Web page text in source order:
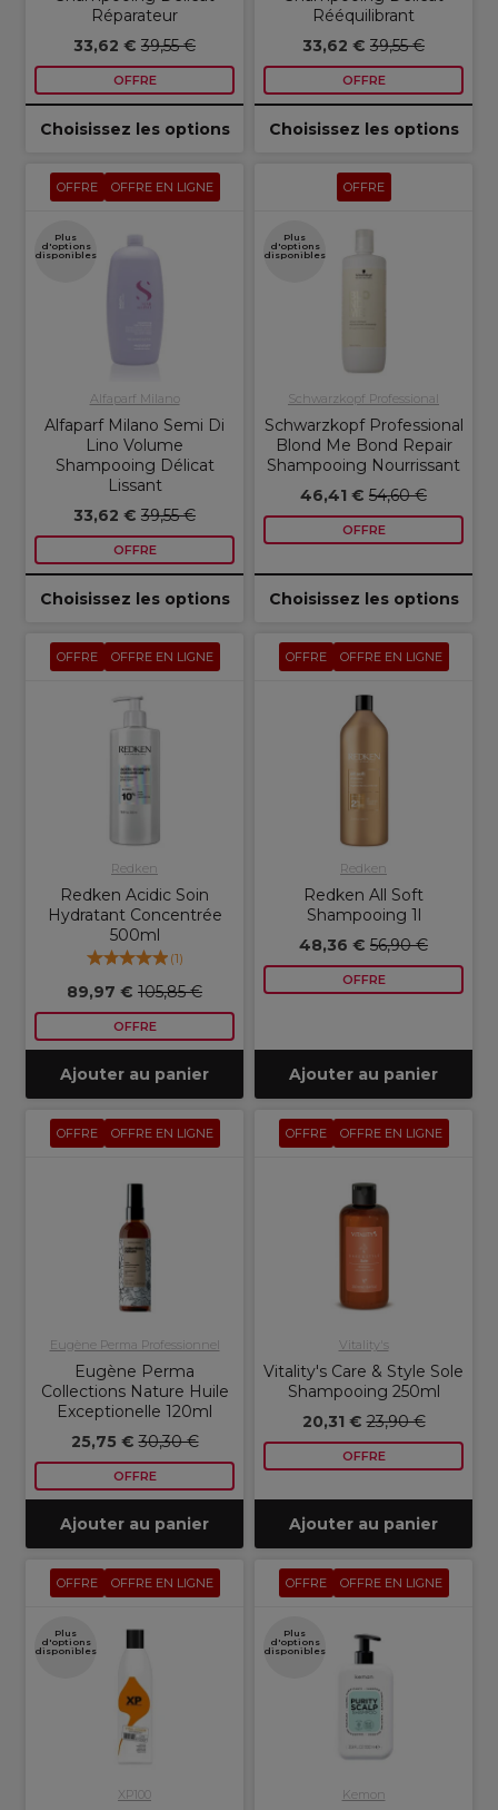
Réparateur
33,62 € 39,55 €
OFFRE
Choisissez les options
Rééquilibrant
33,62 € 39,55 €
OFFRE
Choisissez les options
OFFRE OFFRE EN LIGNE
Plus
d'options
disponibles
Alfaparf Milano
Alfaparf Milano Semi Di
Lino Volume
Shampooing Délicat
Lissant
33,62 € 39,55 €
OFFRE
Choisissez les options
OFFRE
Plus
d'options
disponibles
Schwarzkopf Professional
Schwarzkopf Professional
Blond Me Bond Repair
Shampooing Nourrissant
46,41 € 54,60 €
OFFRE
Choisissez les options
OFFRE OFFRE EN LIGNE
Redken
Redken Acidic Soin
Hydratant Concentrée
500ml
(1)
89,97 € 105,85 €
OFFRE
Ajouter au panier
OFFRE OFFRE EN LIGNE
Redken
Redken All Soft
Shampooing 1l
48,36 € 56,90 €
OFFRE
Ajouter au panier
OFFRE OFFRE EN LIGNE
Eugène Perma Professionnel
Eugène Perma
Collections Nature Huile
Exceptionelle 120ml
25,75 €30,30 €
OFFRE
Ajouter au panier
OFFRE OFFRE EN LIGNE
Vitality's
Vitality's Care & Style Sole
Shampooing 250ml
20,31 €23,90 €
OFFRE
Ajouter au panier
OFFRE OFFRE EN LIGNE
Plus
d'options
disponibles
XP100
OFFRE OFFRE EN LIGNE
Plus
d'options
disponibles
Kemon